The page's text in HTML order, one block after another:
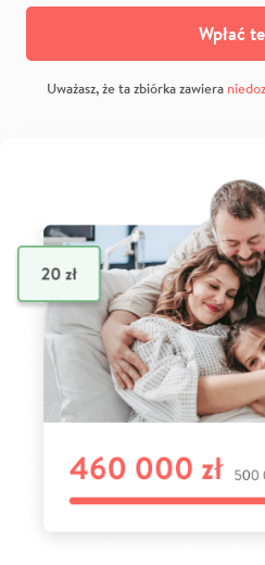
Wpłać
Uważasz, że ta zbiórka zawiera